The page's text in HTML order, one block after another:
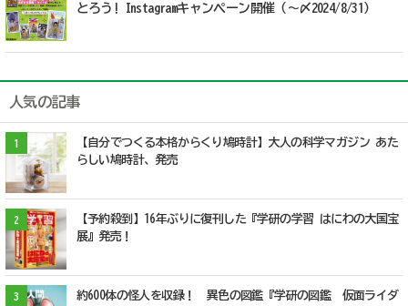
とろう! Instagramキャンペーン開催（～〆2024/8/31）
人気の記事
1
【自分でつくる本格からくり鳩時計】大人の科学マガジン あた
らしい鳩時計、発売
2
【予約殺到】16年ぶりに復刊した『学研の学習 はにわの大国宝
展』発売！
3
約600体の怪人を収録！ 異色の図鑑『学研の図鑑 仮面ライダ